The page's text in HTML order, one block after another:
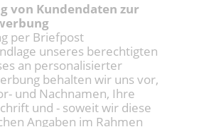
von Kundendaten zur
per Briefpost
unseres berechtigten
an personalisierter
behalten wir uns vor,
und Nachnamen, Ihre
und - soweit wir diese
Angaben im Rahmen